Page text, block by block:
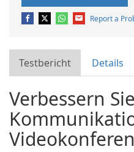
Report a
Testbericht Details
Verbessern